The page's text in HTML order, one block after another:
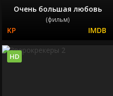
Очень большая любовь
(фильм)
HD